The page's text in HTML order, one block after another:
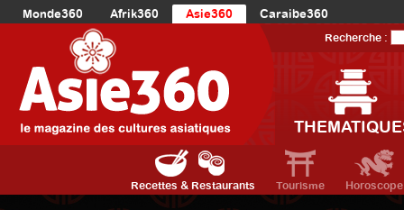
Monde360 Afrik360 Asie360
Caraibe360
Europe360
AmériqueDuNord360
Océanie360
Recherche :
Recettes & Restaurants Tourisme Horoscope